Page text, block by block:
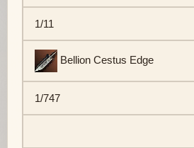
1/11
Bellion Cestus Edge
1/747